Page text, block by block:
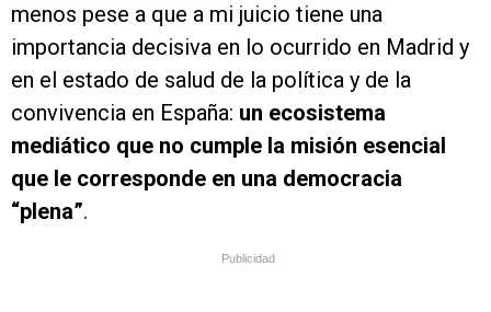
menos pese a que a mi juicio tiene una
importancia decisiva en lo ocurrido en Madrid y
en el estado de salud de la política y de la
convivencia en España: un ecosistema
mediático que no cumple la misión esencial
que le corresponde en una democracia
“plena”.
Publicidad